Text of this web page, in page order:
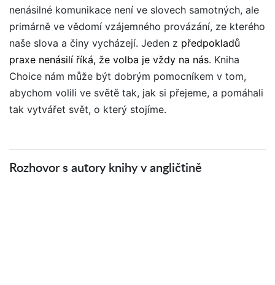
nenásilné komunikace není ve slovech samotných, ale
primárně ve vědomí vzájemného provázání, ze kterého
naše slova a činy vycházejí. Jeden z předpokladů
praxe nenásilí říká, že volba je vždy na nás. Kniha
Choice nám může být dobrým pomocníkem v tom,
abychom volili ve světě tak, jak si přejeme, a pomáhali
tak vytvářet svět, o který stojíme.
Rozhovor s autory knihy v angličtině